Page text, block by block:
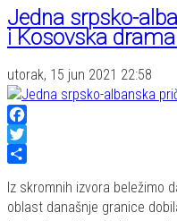
Jedna srpsko-
i Kosovska
utorak, 15 jun 2021 22:58
Facebook
Twitter
Iz skromnih izvora beležimo
oblast današnje granice